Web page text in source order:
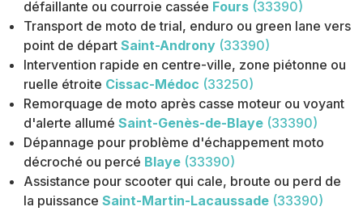
défaillante ou courroie cassée Fours (33390)
Transport de moto de trial, enduro ou green lane vers
point de départ Saint-Androny (33390)
Intervention rapide en centre-ville, zone piétonne ou
ruelle étroite Cissac-Médoc (33250)
Remorquage de moto après casse moteur ou voyant
d'alerte allumé Saint-Genès-de-Blaye (33390)
Dépannage pour problème d'échappement moto
décroché ou percé Blaye (33390)
Assistance pour scooter qui cale, broute ou perd de
la puissance Saint-Martin-Lacaussade (33390)